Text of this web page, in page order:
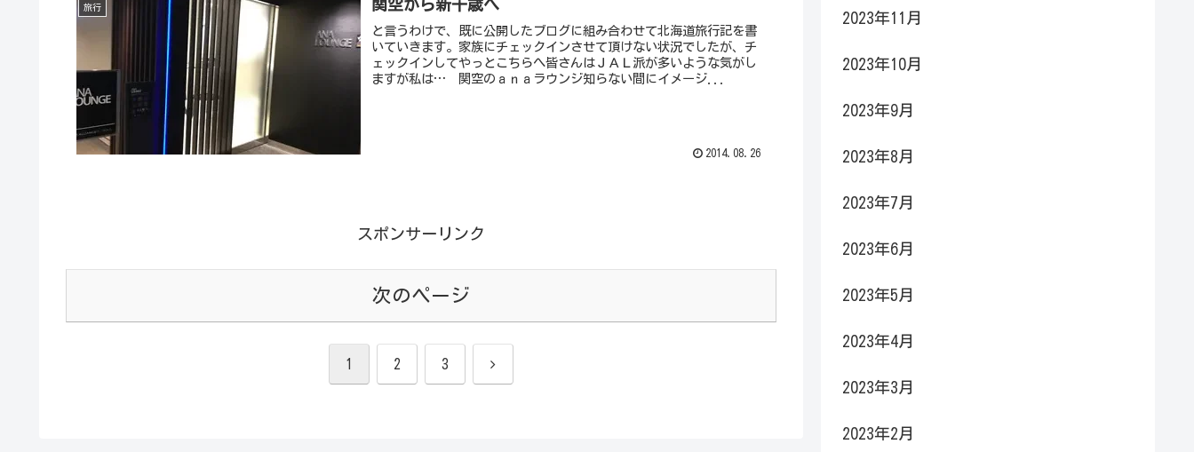
旅行 関空から新千歳へ
と言うわけで、既に公開したブログに組み合わせて北海道旅行記を書
いていきます。家族にチェックインさせて頂けない状況でしたが、チ
ェックインしてやっとこちらへ皆さんはＪＡＬ派が多いような気がし
ますが私は… 関空のａｎａラウンジ知らない間にイメージ...
2014.08.26
スポンサーリンク
次のページ
1 2 3 次
2023年11月
2023年10月
2023年9月
2023年8月
2023年7月
2023年6月
2023年5月
2023年4月
2023年3月
2023年2月